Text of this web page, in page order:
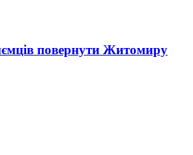
повернути Житомиру